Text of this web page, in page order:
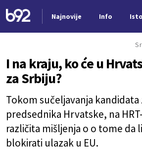
Najnovije Info
I na kraju, ko će u
za Srbiju?
Tokom sučeljavanja kandidata
predsednika Hrvatske, na
različita mišljenja o o tome da
blokirati ulazak u EU.